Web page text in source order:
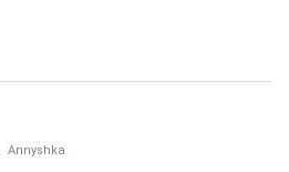
Annyshka